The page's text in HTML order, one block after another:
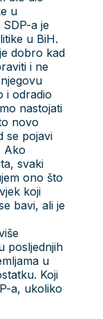
u
a je
u BiH.
dobro kad
i ne
i odradio
nastojati
novo
se pojavi
Ako
svaki
ono što
koji
bavi, ali je
posljednjih
u
Koji
a, ukoliko